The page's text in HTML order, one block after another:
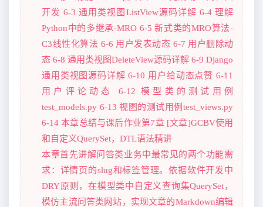
开发 6-3 通用类视图ListView源码详解 6-4 理解
Python中的多继承-MRO 6-5 新式类的MRO算法-
C3线性化算法 6-6 用户发表动态 6-7 用户删除动
态 6-8 通用类视图DeleteView源码详解 6-9 Django
通用类视图源码详解 6-10 用户给动态点赞 6-11
用户评论动态 6-12 模型类的测试用例
test_models.py 6-13 视图的测试用例test_views.py
6-14 本章总结与课后作业第7章 [文章]GCBV使用
和自定义QuerySet，DTL语法精讲
本章首先讲解问答类业务中最常见的两个功能需
求：详情页的slug和标签管理。依据软件开发中
DRY原则，在模型类中自定义查询集QuerySet，
模仿主流问答类网站，实现文章的Markdown编辑